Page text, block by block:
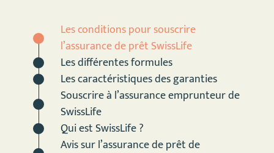
Les conditions pour souscrire
l’assurance de prêt SwissLife
Les différentes formules
Les caractéristiques des garanties
Souscrire à l’assurance emprunteur de
SwissLife
Qui est SwissLife ?
Avis sur l’assurance de prêt de